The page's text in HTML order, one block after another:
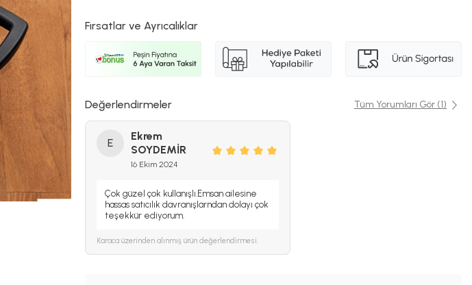
Fırsatlar ve Ayrıcalıklar
Değerlendirmeler Tüm Yorumları Gör (1)
E
Ekrem
SOYDEMİR
16 Ekim 2024
Çok güzel çok kullanışlı.Emsan ailesine
hassas satıcılık davranışlarndan dolayı çok
teşekkür ediyorum.
Karaca üzerinden alınmış ürün değerlendirmesi.